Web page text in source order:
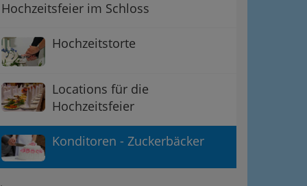
Hochzeitsfeier im Schloss
Hochzeitstorte
Locations für die
Hochzeitsfeier
Konditoren - Zuckerbäcker